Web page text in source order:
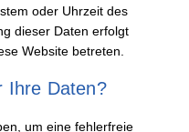
oder Uhrzeit des
dieser Daten erfolgt
Website betreten.
Ihre Daten?
um eine fehlerfreie